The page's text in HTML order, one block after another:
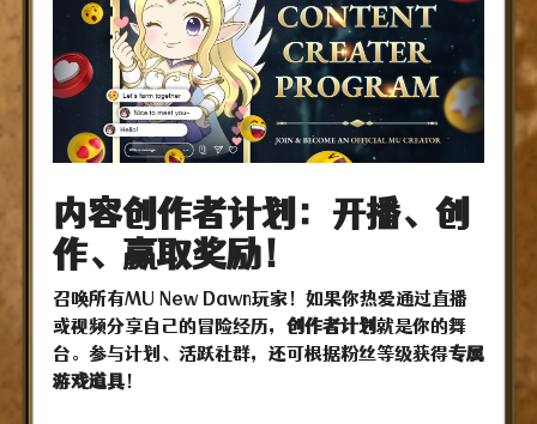
内容创作者计划：开播、创
作、赢取奖励！
召唤所有MU New Dawn玩家！如果你热爱通过直播
或视频分享自己的冒险经历， 创作者计划就是你的舞
台。参与计划、活跃社群，还可根据粉丝等级获得专属
游戏道具！